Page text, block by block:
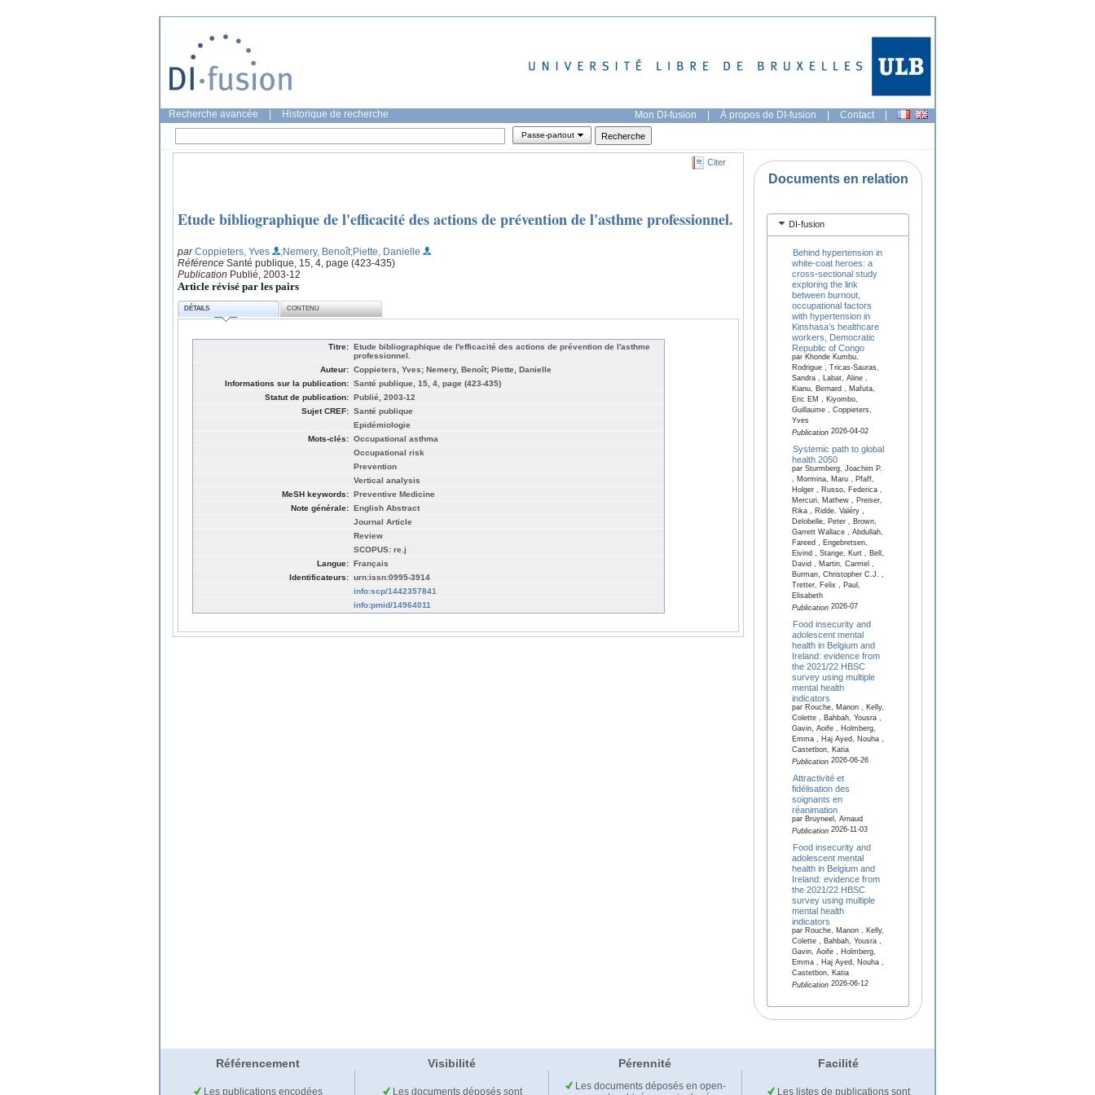
Recherche avancée Historique de recherche Mon DI-fusion | À propos de DI-fusion | Contact |
Passe-partout
Citer
Etude bibliographique de l'efficacité des actions de prévention de l'asthme professionnel.
parCoppieters, Yves ;Nemery, Benoît;Piette, Danielle
Référence Santé publique, 15, 4, page (423-435)
Publication Publié, 2003-12
Article révisé par les pairs
DÉTAILS CONTENU
Titre: Etude bibliographique de l'efficacité des actions de prévention de l'asthme
professionnel.
Auteur: Coppieters, Yves; Nemery, Benoît; Piette, Danielle
Informations sur la publication: Santé publique, 15, 4, page (423-435)
Statut de publication: Publié, 2003-12
Sujet CREF: Santé publique
Epidémiologie
Mots-clés: Occupational asthma
Occupational risk
Prevention
Vertical analysis
MeSH keywords: Preventive Medicine
Note générale: English Abstract
Journal Article
Review
SCOPUS: re.j
Langue: Français
Identificateurs: urn:issn:0995-3914
info:scp/1442357841
info:pmid/14964011
Documents en relation
DI-fusion
Behind hypertension in
white-coat heroes: a
cross-sectional study
exploring the link
between burnout,
occupational factors
with hypertension in
Kinshasa’s healthcare
workers, Democratic
Republic of Congo
par Khonde Kumbu,
Rodrigue , Tricas-Sauras,
Sandra , Labat, Aline ,
Kianu, Bernard , Mafuta,
Eric EM , Kiyombo,
Guillaume , Coppieters,
Yves
Publication2026-04-02
Systemic path to global
health 2050
par Sturmberg, Joachim P.
, Mormina, Maru , Pfaff,
Holger , Russo, Federica ,
Mercuri, Mathew , Preiser,
Rika , Ridde, Valéry ,
Delobelle, Peter , Brown,
Garrett Wallace , Abdullah,
Fareed , Engebretsen,
Eivind , Stange, Kurt , Bell,
David , Martin, Carmel ,
Burman, Christopher C.J. ,
Tretter, Felix , Paul,
Elisabeth
Publication2026-07
Food insecurity and
adolescent mental
health in Belgium and
Ireland: evidence from
the 2021/22 HBSC
survey using multiple
mental health
indicators
par Rouche, Manon , Kelly,
Colette , Bahbah, Yousra ,
Gavin, Aoife , Holmberg,
Emma , Haj Ayed, Nouha ,
Castetbon, Katia
Publication2026-06-26
Attractivité et
fidélisation des
soignants en
réanimation
par Bruyneel, Arnaud
Publication2026-11-03
Food insecurity and
adolescent mental
health in Belgium and
Ireland: evidence from
the 2021/22 HBSC
survey using multiple
mental health
indicators
par Rouche, Manon , Kelly,
Colette , Bahbah, Yousra ,
Gavin, Aoife , Holmberg,
Emma , Haj Ayed, Nouha ,
Castetbon, Katia
Publication2026-06-12
Référencement Visibilité Pérennité Facilité
Les publications encodées Les documents déposés sont
Les documents déposés en open-
Les listes de publications sont